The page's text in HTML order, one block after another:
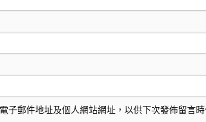
子郵件地址及個人網站網址，以供下次發佈留言時